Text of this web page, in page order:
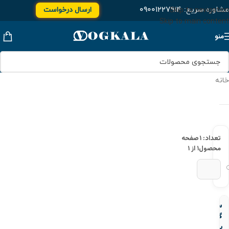
Skip to navigation
Skip to main content
مشاوره سریع:۰۹۰۰۱۲۲۷۹۱۴ ارسال درخواست
منو
خانه
تعداد: ۱
محصول
صفحه
۱ از ۱
سایت
گلاس